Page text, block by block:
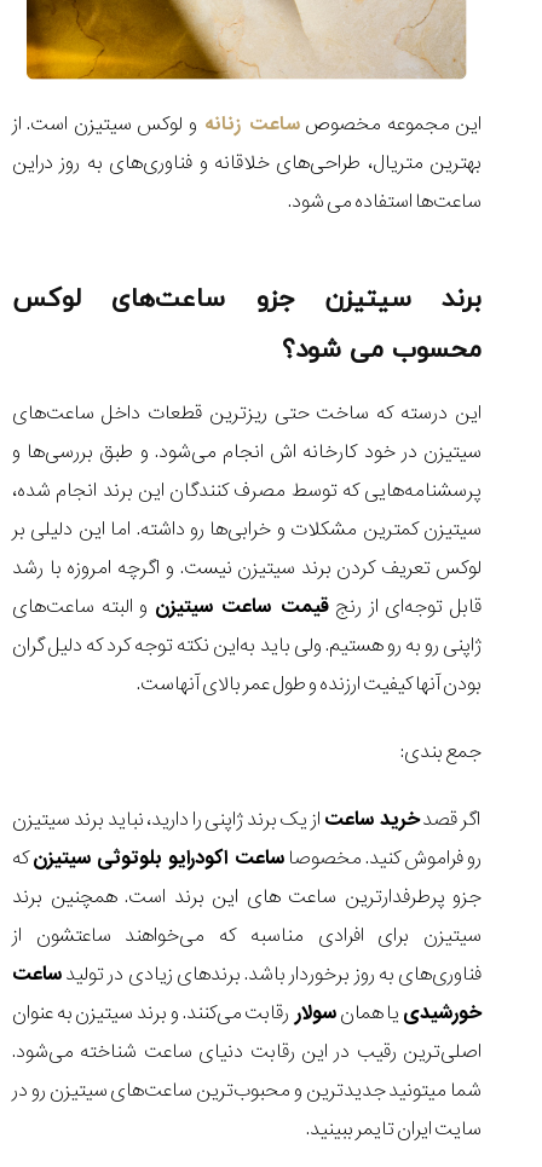
این مجموعه مخصوصساعت زنانه و لوکس سیتیزن است. از
بهترین متریال، طراحی‌های خلاقانه و فناوری‌های به روز در‌این
ساعت‌ها استفاده می‌ شود.
برند سیتیزن جزو ساعت‌های لوکس
محسوب می‌ شود؟
‌این درسته که ساخت حتی ریزترین قطعات داخل ساعت‌های
سیتیزن در خود کارخانه اش انجام می‌‌شود. و طبق بررسی‌ها و
پرسشنامه‌هایی که توسط مصرف کنندگان‌ این برند انجام شده،
سیتیزن کمترین مشکلات و خرابی‌ها رو داشته. اما‌ این دلیلی بر
لوکس تعریف کردن برند سیتیزن نیست. و اگرچه امروزه با رشد
قابل توجه‌ای از رنجقیمت ساعت سیتیزن و البته ساعت‌های
ژاپنی رو به رو هستیم. ولی باید به‌این نکته توجه کرد که دلیل گران
بودن آنها کیفیت ارزنده و طول عمر بالای آنهاست.
جمع بندی:
اگر قصدخرید ساعت از یک برند ژاپنی را دارید، نباید برند سیتیزن
رو فراموش کنید. مخصوصاساعت اکودرایو بلوتوثی سیتیزنکه
جزو پرطرفدار‌ترین ساعت های این برند است. همچنین برند
سیتیزن برای افرادی مناسبه که می‌خواهند ساعتشون از
فناوری‌های به روز برخوردار باشد. برند‌های زیادی در تولیدساعت
خورشیدی یا همانسولار رقابت می‌کنند. و برند سیتیزن به عنوان
اصلی‌ترین رقیب در این رقابت دنیای ساعت شناخته می‌شود.
شما میتونید جدیدترین و محبوب‌ترین ساعت‌های سیتیزن رو در
سایت ایران تایمر ببینید.